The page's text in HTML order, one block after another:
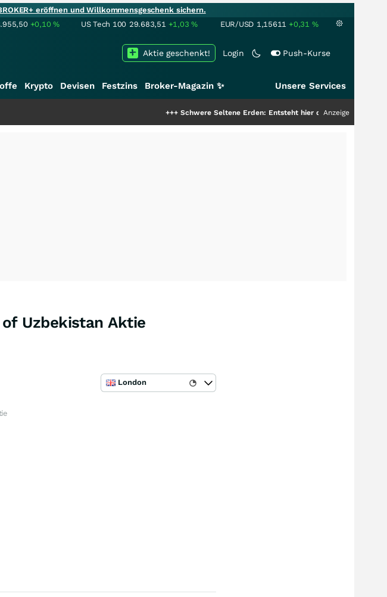
eröffnen und Willkommensgeschenk sichern.
+0,10% US Tech 100 29.683,51 +1,03% EUR/USD 1,15611 +0,31 %
Login Push-Kurse
Aktie geschenkt!
Krypto Devisen Festzins Broker-Magazin ✨ Unsere Services
Schwere Seltene Erden: Entsteht hier die nächste Milliardenstory?
Anzeige
Uzbekistan Aktie
London